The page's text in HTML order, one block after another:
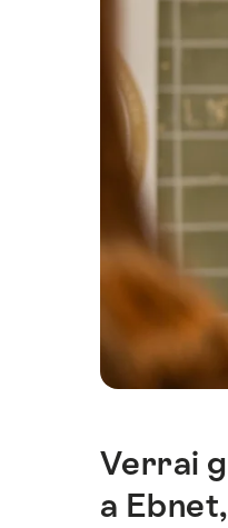
Introduzione
Verrai
a